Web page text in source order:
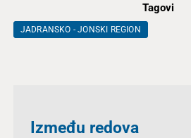
Tagovi
JADRANSKO - JONSKI REGION
Između redova